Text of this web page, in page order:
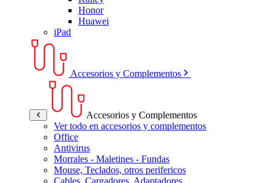
Honor
Huawei
iPad
Accesorios y Complementos
Accesorios y Complementos
Ver todo en accesorios y complementos
Office
Antivirus
Morrales - Maletines - Fundas
Mouse, Teclados, otros perifericos
Cables, Cargadores, Adaptadores